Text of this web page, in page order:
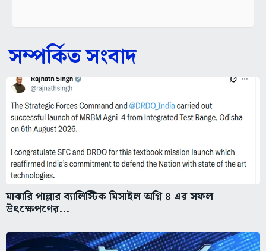
সম্পর্কিত সংবাদ
মাঝারি পাল্লার ব্যালিস্টিক মিসাইল অগ্নি ৪ এর সফল
উৎক্ষেপণের...